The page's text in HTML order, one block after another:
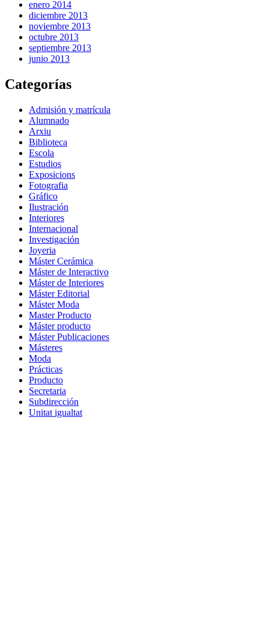
enero 2014
diciembre 2013
noviembre 2013
octubre 2013
septiembre 2013
junio 2013
Categorías
Admisión y matrícula
Alumnado
Arxiu
Biblioteca
Escola
Estudios
Exposicions
Fotografia
Gráfico
Ilustración
Interiores
Internacional
Investigación
Joyeria
Máster Cerámica
Máster de Interactivo
Máster de Interiores
Máster Editorial
Máster Moda
Master Producto
Máster producto
Máster Publicaciones
Másteres
Moda
Prácticas
Producto
Secretaria
Subdirección
Unitat igualtat